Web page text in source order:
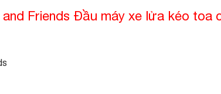
Friends Đầu máy xe lửa kéo toa